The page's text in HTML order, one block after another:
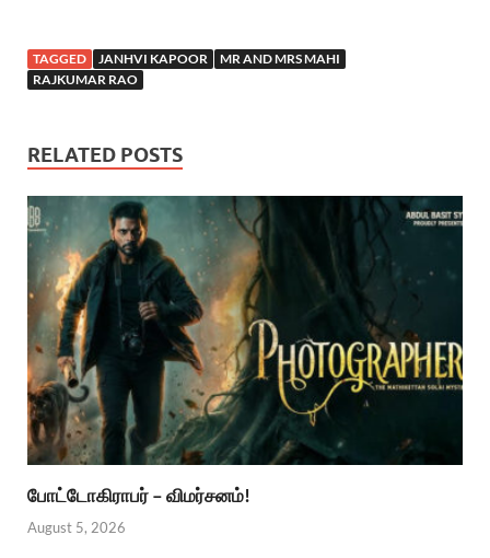
TAGGED JANHVI KAPOOR
MR AND MRS MAHI
RAJKUMAR RAO
RELATED POSTS
போட்டோகிராபர் – விமர்சனம்!
August 5, 2026